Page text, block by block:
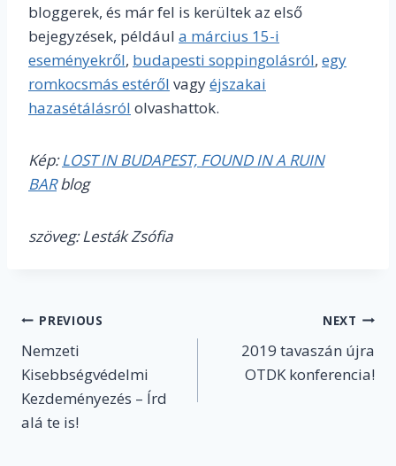
bloggerek, és már fel is kerültek az első
bejegyzések, például a március 15-i
eseményekről, budapesti soppingolásról, egy
romkocsmás estéről vagyéjszakai
hazasétálásról olvashattok.
Kép:LOST IN BUDAPEST, FOUND IN A RUIN
BARblog
szöveg: Lesták Zsófia
Post
navigation
PREVIOUS
Nemzeti
Kisebbségvédelmi
Kezdeményezés – Írd
alá te is!
NEXT
2019 tavaszán újra
OTDK konferencia!